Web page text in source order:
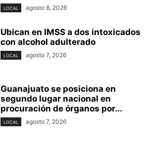
LOCAL agosto 8, 2026
Ubican en IMSS a dos intoxicados
con alcohol adulterado
LOCAL agosto 7, 2026
Guanajuato se posiciona en
segundo lugar nacional en
procuración de órganos por...
LOCAL agosto 7, 2026